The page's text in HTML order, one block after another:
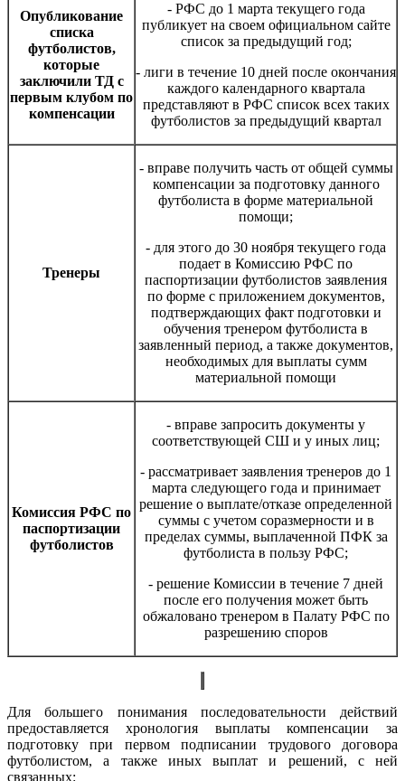
Опубликование
списка
футболистов,
которые
заключили ТД с
первым клубом по
компенсации
- РФС до 1 марта текущего года
публикует на своем официальном сайте
список за предыдущий год;
- лиги в течение 10 дней после окончания
каждого календарного квартала
представляют в РФС список всех таких
футболистов за предыдущий квартал
Тренеры
- вправе получить часть от общей суммы
компенсации за подготовку данного
футболиста в форме материальной
помощи;
- для этого до 30 ноября текущего года
подает в Комиссию РФС по
паспортизации футболистов заявления
по форме с приложением документов,
подтверждающих факт подготовки и
обучения тренером футболиста в
заявленный период, а также документов,
необходимых для выплаты сумм
материальной помощи
Комиссия РФС по
паспортизации
футболистов
- вправе запросить документы у
соответствующей СШ и у иных лиц;
- рассматривает заявления тренеров до 1
марта следующего года и принимает
решение о выплате/отказе определенной
суммы с учетом соразмерности и в
пределах суммы, выплаченной ПФК за
футболиста в пользу РФС;
- решение Комиссии в течение 7 дней
после его получения может быть
обжаловано тренером в Палату РФС по
разрешению споров
Для большего понимания последовательности действий
предоставляется хронология выплаты компенсации за
подготовку при первом подписании трудового договора
футболистом, а также иных выплат и решений, с ней
связанных: